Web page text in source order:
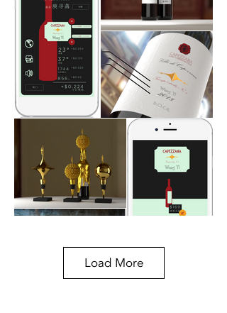
Load More